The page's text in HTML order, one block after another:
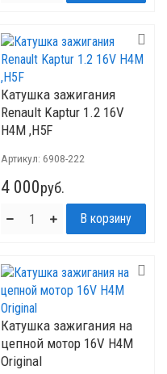
Катушка зажигания
Renault Kaptur 1.2 16V
H4M ,H5F
Артикул: 6908-222
4 000руб.
Катушка зажигания на
цепной мотор 16V H4M
Original